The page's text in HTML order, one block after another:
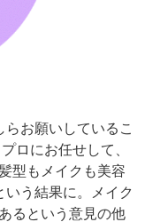
お願いしているこ
ロにお任せして、
型もメイクも美容
う結果に。メイク
るという意見の他